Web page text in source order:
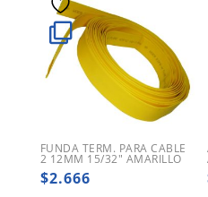
FUNDA TERM. PARA CABLE
2 12MM 15/32″ AMARILLO
$2.666